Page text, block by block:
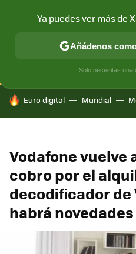
CONECTIVIDAD MÓVIL Y
HOY SE HABLA DE
Euro digital Mundial
Vodafone vuelve
cobro por el
decodificador de
habrá
Ya puedes ver más de
Añádenos
Solo necesitas una